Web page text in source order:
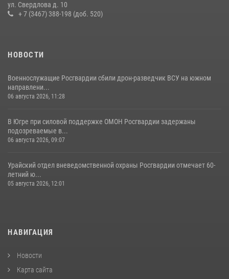
13 июля 2026, 11:47
ул. Свердлова д. 10
+ 7 (3467) 388-198 (доб. 520)
НОВОСТИ
Военнослужащие Росгвардии сбили дрон-разведчик ВСУ на южном
направлени...
06 августа 2026, 11:28
В Югре при силовой поддержке ОМОН Росгвардии задержаны
подозреваемые в...
06 августа 2026, 09:07
Урайский отдел вневедомственной охраны Росгвардии отмечает 60-
летний ю...
05 августа 2026, 12:01
НАВИГАЦИЯ
Новости
Карта сайта